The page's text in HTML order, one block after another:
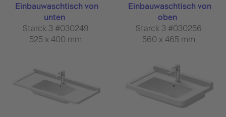
Einbauwaschtisch von
unten
Starck 3 #030249
525 x 400 mm
Einbauwaschtisch von
oben
Starck 3 #030256
560 x 465 mm